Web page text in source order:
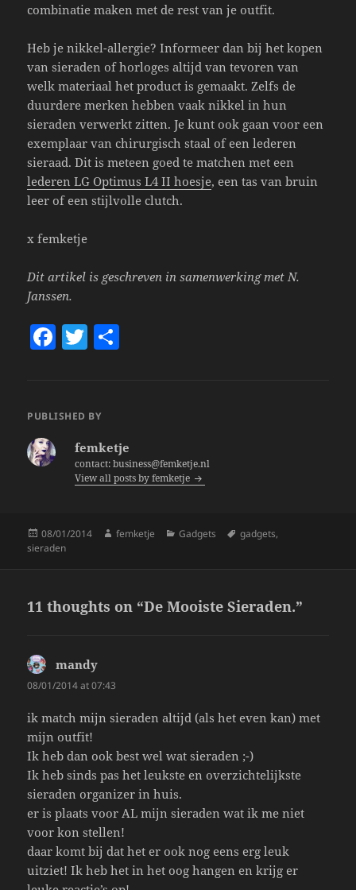
combinatie maken met de rest van je outfit.
Heb je nikkel-allergie? Informeer dan bij het kopen
van sieraden of horloges altijd van tevoren van
welk materiaal het product is gemaakt. Zelfs de
duurdere merken hebben vaak nikkel in hun
sieraden verwerkt zitten. Je kunt ook gaan voor een
exemplaar van chirurgisch staal of een lederen
sieraad. Dit is meteen goed te matchen met een
lederen LG Optimus L4 II hoesje, een tas van bruin
leer of een stijlvolle clutch.
x femketje
Dit artikel is geschreven in samenwerking met N.
Janssen.
F
e
T
er
PUBLISHED BY
femketje
contact: business@femketje.nl
View all posts by femketje
Posted
on
08/01/2014 Author
femketje Categories
Gadgets Tags
gadgets,
sieraden
11 thoughts on “De Mooiste Sieraden.”
mandy
08/01/2014 at 07:43
ik match mijn sieraden altijd (als het even kan) met
mijn outfit!
Ik heb dan ook best wel wat sieraden ;-)
Ik heb sinds pas het leukste en overzichtelijkste
sieraden organizer in huis.
er is plaats voor AL mijn sieraden wat ik me niet
voor kon stellen!
daar komt bij dat het er ook nog eens erg leuk
uitziet! Ik heb het in het oog hangen en krijg er